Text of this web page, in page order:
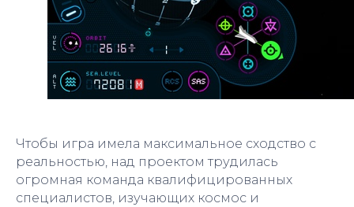
Чтобы игра имела максимальное сходство с
реальностью, над проектом трудилась
огромная команда квалифицированных
специалистов, изучающих космос и